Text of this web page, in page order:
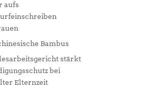
aufs
Bambus
stärkt
bei
Elternzeit